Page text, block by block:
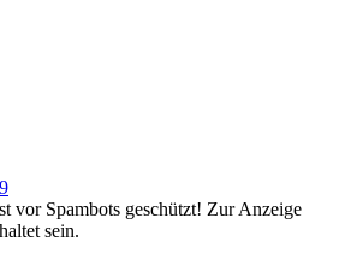
vor Spambots geschützt! Zur Anzeige
sein.